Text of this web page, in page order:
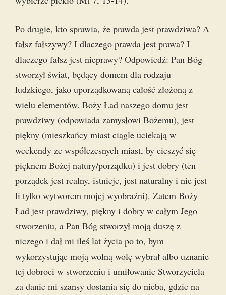
Po drugie, kto sprawia, że prawda jest prawdziwa? A
fałsz fałszywy? I dlaczego prawda jest prawa? I
dlaczego fałsz jest nieprawy? Odpowiedź: Pan Bóg
stworzył świat, będący domem dla rodzaju
ludzkiego, jako uporządkowaną całość złożoną z
wielu elementów. Boży Ład naszego domu jest
prawdziwy (odpowiada zamysłowi Bożemu), jest
piękny (mieszkańcy miast ciągle uciekają w
weekendy ze współczesnych miast, by cieszyć się
pięknem Bożej natury/porządku) i jest dobry (ten
porządek jest realny, istnieje, jest naturalny i nie jest
li tylko wytworem mojej wyobraźni). Zatem Boży
Ład jest prawdziwy, piękny i dobry w całym Jego
stworzeniu, a Pan Bóg stworzył moją duszę z
niczego i dał mi ileś lat życia po to, bym
wykorzystując moją wolną wolę wybrał albo uznanie
tej dobroci w stworzeniu i umiłowanie Stworzyciela
za danie mi szansy dostania się do nieba, gdzie na